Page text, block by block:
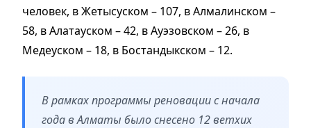
человек, в Жетысуском – 107, в Алмалинском –
58, в Алатауском – 42, в Ауэзовском – 26, в
Медеуском – 18, в Бостандыкском – 12.
В рамках программы реновации с начала
года в Алматы было снесено 12 ветхих